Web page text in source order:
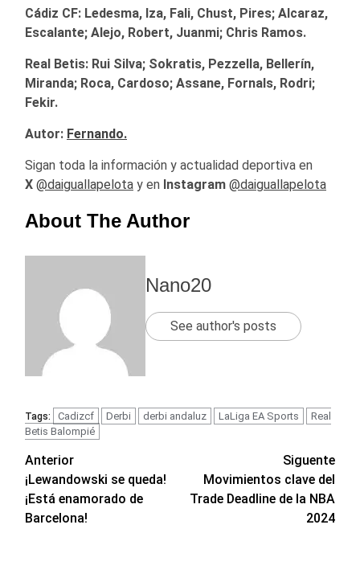
Cádiz CF: Ledesma, Iza, Fali, Chust, Pires; Alcaraz,
Escalante; Alejo, Robert, Juanmi; Chris Ramos.
Real Betis: Rui Silva; Sokratis, Pezzella, Bellerín,
Miranda; Roca, Cardoso; Assane, Fornals, Rodri;
Fekir.
Autor: Fernando.
Sigan toda la información y actualidad deportiva en
X @daiguallapelota y en Instagram @daiguallapelota
About The Author
Nano20
See author's posts
Tags: Cadizcf Derbi derbi andaluz LaLiga EA Sports
Real
Betis Balompié
Navegación
de
entradas
Anterior
¡Lewandowski se queda!
¡Está enamorado de
Barcelona!
Siguente
Movimientos clave del
Trade Deadline de la NBA
2024